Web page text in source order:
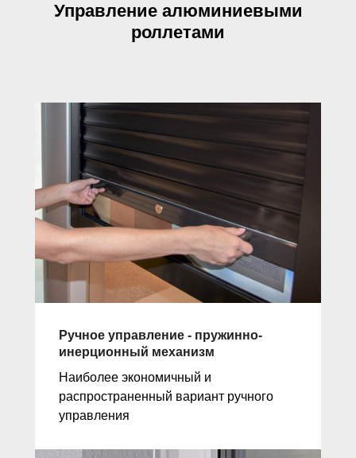
Управление алюминиевыми
роллетами
Ручное управление - пружинно-
инерционный механизм
Наиболее экономичный и
распространенный вариант ручного
управления